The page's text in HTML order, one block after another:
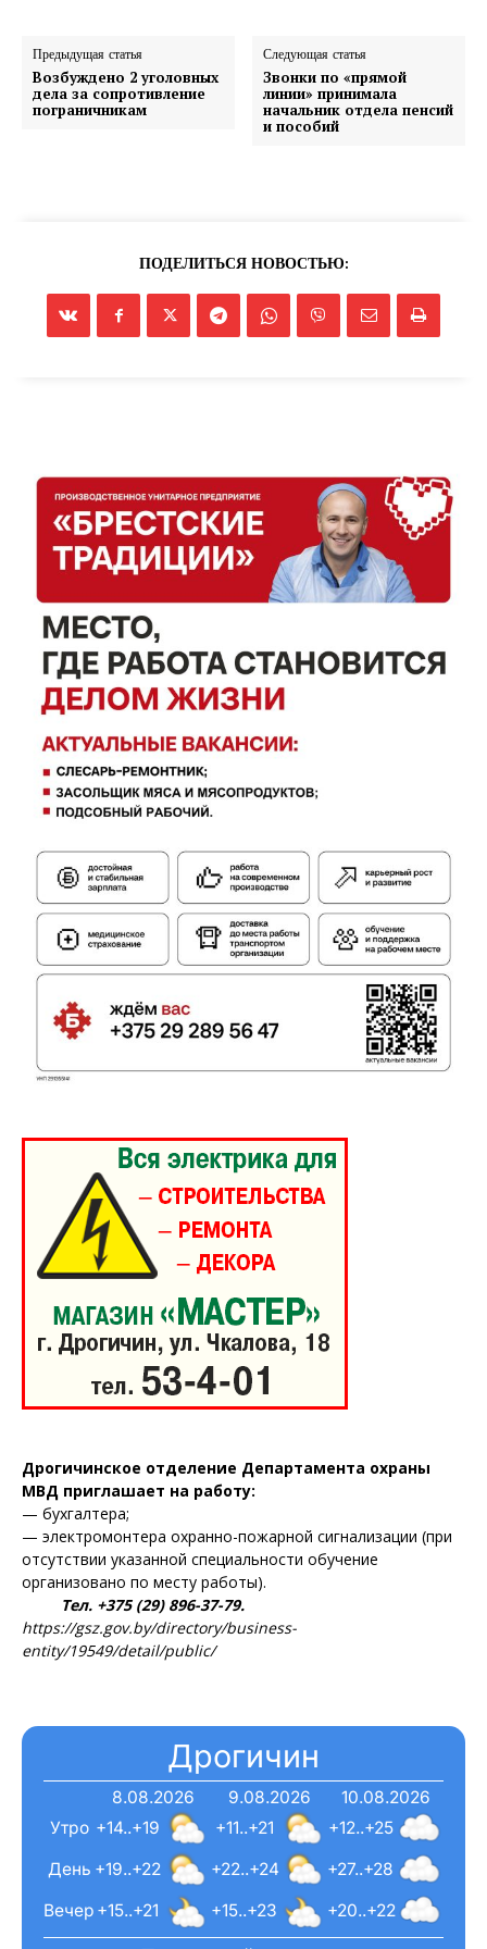
"Драгічынскі Веснік"
ПОДПИСАТЬСЯ
Предыдущая статья
Возбуждено 2 уголовных
дела за сопротивление
пограничникам
Следующая статья
Звонки по «прямой
линии» принимала
начальник отдела пенсий
и пособий
ПОДЕЛИТЬСЯ НОВОСТЬЮ:
Дрогичинское отделение Департамента охраны
МВД приглашает на работу:
— бухгалтера;
— электромонтера охранно-пожарной сигнализации (при
отсутствии указанной специальности обучение
организовано по месту работы).
Тел. +375 (29) 896-37-79.
https://gsz.gov.by/directory/business-
entity/19549/detail/public/
Дрогичин
8.08.2026
+14..+19
+19..+22
+15..+21
9.08.2026
+11..+21
+22..+24
+15..+23
10.08.2026
+12..+25
+27..+28
+20..+22
Вечер
День
Утро